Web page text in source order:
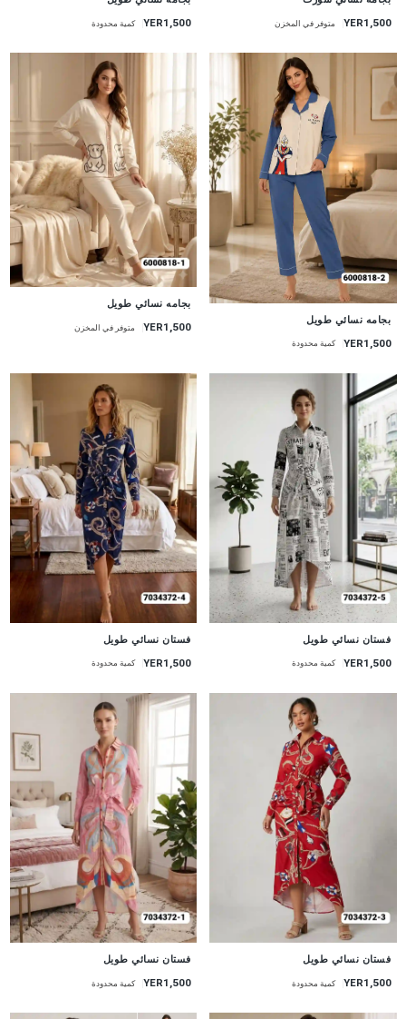
YER1,500 متوفر في المخزن YER1,500 كمية محدودة
بجامه نسائي طويل
YER1,500 كمية محدودة
جديد
بجامه نسائي طويل
YER1,500 متوفر في المخزن
فستان نسائي طويل
YER1,500 كمية محدودة
فستان نسائي طويل
YER1,500 كمية محدودة
جديد
فستان نسائي طويل
YER1,500 كمية محدودة
جديد
فستان نسائي طويل
YER1,500 كمية محدودة